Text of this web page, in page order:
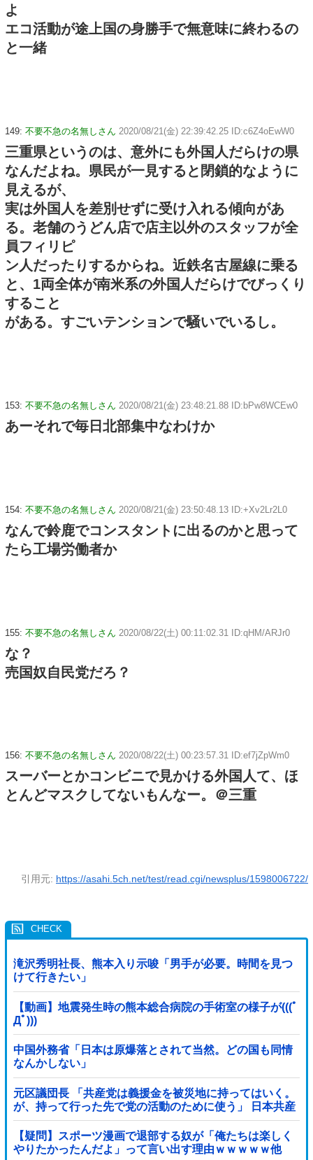
よ
エコ活動が途上国の身勝手で無意味に終わるの
と一緒
149: 不要不急の名無しさん 2020/08/21(金) 22:39:42.25 ID:c6Z4oEwW0
三重県というのは、意外にも外国人だらけの県
なんだよね。県民が一見すると閉鎖的なように
見えるが、
実は外国人を差別せずに受け入れる傾向があ
る。老舗のうどん店で店主以外のスタッフが全
員フィリピ
ン人だったりするからね。近鉄名古屋線に乗る
と、1両全体が南米系の外国人だらけでびっくり
すること
がある。すごいテンションで騒いでいるし。
153: 不要不急の名無しさん 2020/08/21(金) 23:48:21.88 ID:bPw8WCEw0
あーそれで毎日北部集中なわけか
154: 不要不急の名無しさん 2020/08/21(金) 23:50:48.13 ID:+Xv2Lr2L0
なんで鈴鹿でコンスタントに出るのかと思って
たら工場労働者か
155: 不要不急の名無しさん 2020/08/22(土) 00:11:02.31 ID:qHM/ARJr0
な？
売国奴自民党だろ？
156: 不要不急の名無しさん 2020/08/22(土) 00:23:57.31 ID:ef7jZpWm0
スーバーとかコンビニで見かける外国人て、ほ
とんどマスクしてないもんなー。＠三重
引用元: https://asahi.5ch.net/test/read.cgi/newsplus/1598006722/
滝沢秀明社長、熊本入り示唆「男手が必要。時間を見つ
けて行きたい」
【動画】地震発生時の熊本総合病院の手術室の様子が(((ﾟ
Дﾟ)))
中国外務省「日本は原爆落とされて当然。どの国も同情
なんかしない」
元区議団長 「共産党は義援金を被災地に持ってはいく。
が、持って行った先で党の活動のために使う」 日本共産
党「事実ではありません」
【疑問】スポーツ漫画で退部する奴が「俺たちは楽しく
やりたかったんだよ」って言い出す理由ｗｗｗｗｗ他